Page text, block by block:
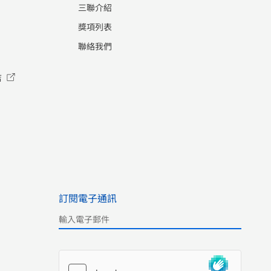
三聯介紹
獎項列表
聯絡我們
訂閱電子通訊